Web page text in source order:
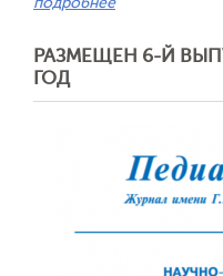
РАЗМЕЩЕН 6-Й
ГОД